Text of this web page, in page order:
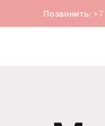
Позвонить: +7